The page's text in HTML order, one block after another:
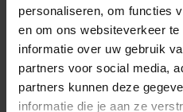
personaliseren, om functies
en om ons websiteverkeer
informatie over uw gebruik
partners voor social media,
partners kunnen deze
informatie die je aan ze